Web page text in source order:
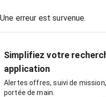
Une erreur est survenue.
Simplifiez votre
application
Alertes offres, suivi de
portée de main.